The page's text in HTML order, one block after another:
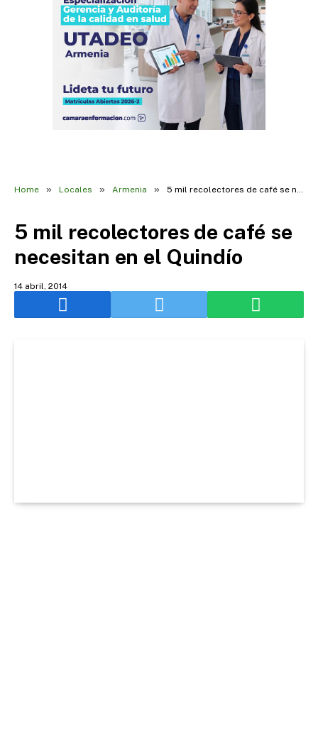
Home » Locales » Armenia » 5 mil recolectores de café se necesitan en el Quindío
5 mil recolectores de café se
necesitan en el Quindío
14 abril, 2014